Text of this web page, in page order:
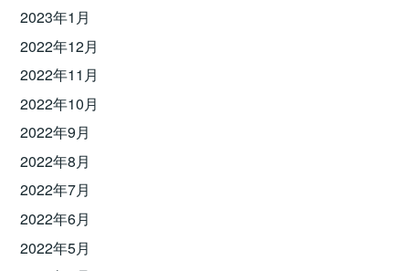
2023年1月
2022年12月
2022年11月
2022年10月
2022年9月
2022年8月
2022年7月
2022年6月
2022年5月